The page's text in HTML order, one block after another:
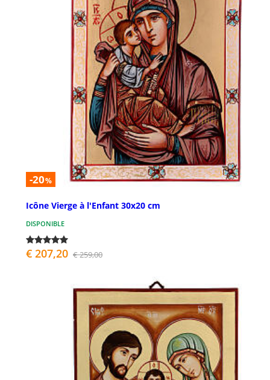
-20%
Icône Vierge à l'Enfant 30x20 cm
DISPONIBLE
€ 207,20 € 259,00